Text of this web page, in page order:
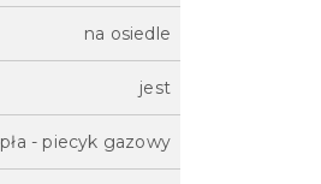
na osiedle
jest
- piecyk gazowy